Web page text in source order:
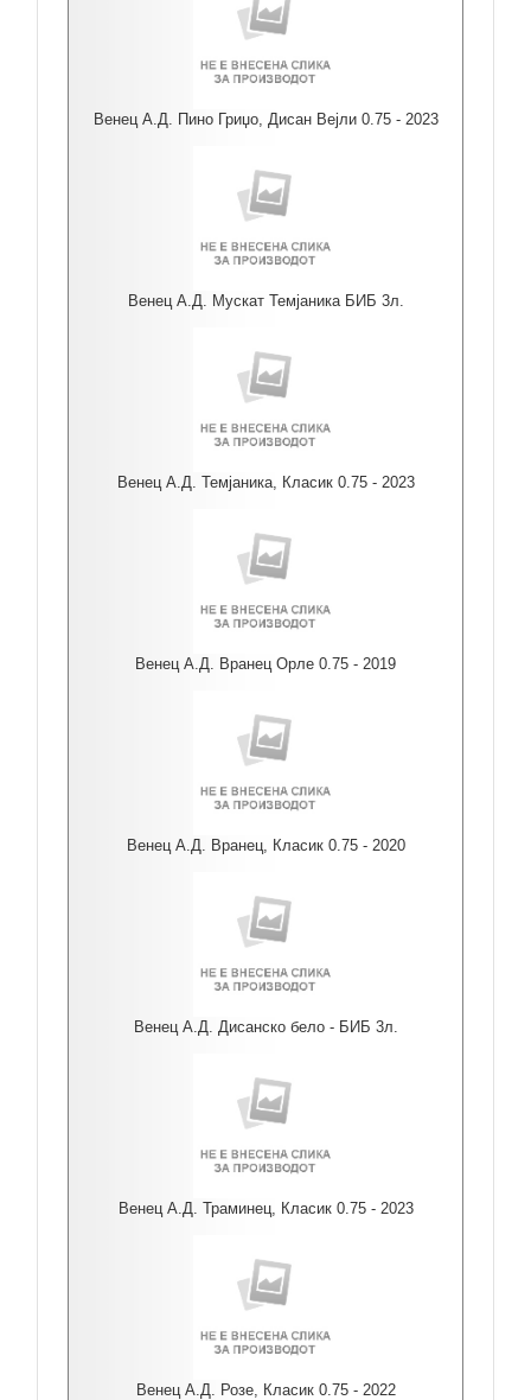
Венец А.Д. Пино Гриџо, Дисан Вејли 0.75 - 2023
Венец А.Д. Мускат Темјаника БИБ 3л.
Венец А.Д. Темјаника, Класик 0.75 - 2023
Венец А.Д. Вранец Орле 0.75 - 2019
Венец А.Д. Вранец, Класик 0.75 - 2020
Венец А.Д. Дисанско бело - БИБ 3л.
Венец А.Д. Траминец, Класик 0.75 - 2023
Венец А.Д. Розе, Класик 0.75 - 2022